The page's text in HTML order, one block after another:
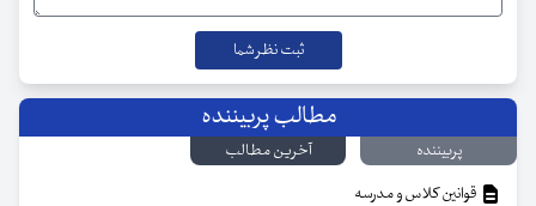
مطالب پربیننده
پربیننده
آخرین مطالب
قوانین کلاس و مدرسه